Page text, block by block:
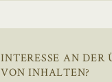
INTERESSE AN DER
VON INHALTEN?